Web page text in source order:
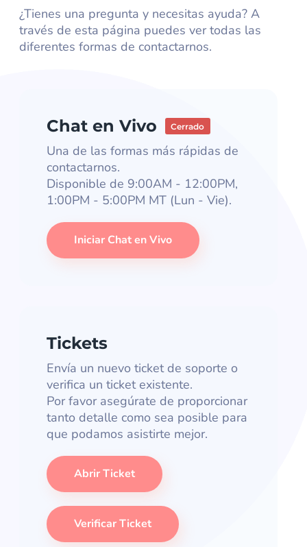
¿Tienes una pregunta y necesitas ayuda? A
través de esta página puedes ver todas las
diferentes formas de contactarnos.
Chat en Vivo Cerrado
Una de las formas más rápidas de
contactarnos.
Disponible de 9:00AM - 12:00PM,
1:00PM - 5:00PM MT (Lun - Vie).
Iniciar Chat en Vivo
Tickets
Envía un nuevo ticket de soporte o
verifica un ticket existente.
Por favor asegúrate de proporcionar
tanto detalle como sea posible para
que podamos asistirte mejor.
Abrir Ticket
Verificar Ticket